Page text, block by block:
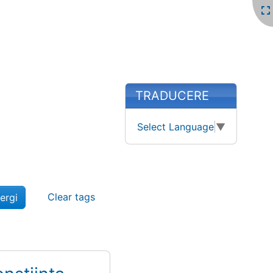
Clear tags
More content
TRADUCERE
Select Language ▼